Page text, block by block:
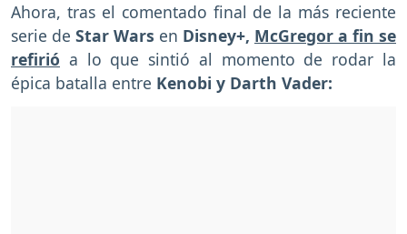
Ahora, tras el comentado final de la más reciente
serie de Star Wars en Disney+, McGregor a fin se
refirió a lo que sintió al momento de rodar la
épica batalla entre Kenobi y Darth Vader: